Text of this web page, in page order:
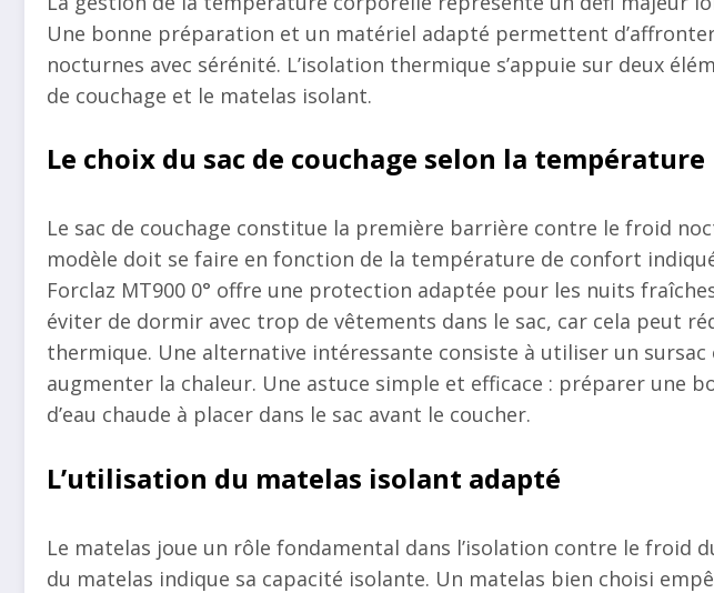
Une bonne préparation et un matériel adapté permettent
nocturnes avec sérénité. L’isolation thermique s’appuie sur deux
de couchage et le matelas isolant.
Le choix du sac de couchage selon la température
Le sac de couchage constitue la première barrière contre le froid
modèle doit se faire en fonction de la température de confort
Forclaz MT900 0° offre une protection adaptée pour les nuits
éviter de dormir avec trop de vêtements dans le sac, car cela peut
thermique. Une alternative intéressante consiste à utiliser un
augmenter la chaleur. Une astuce simple et efficace : préparer une
d’eau chaude à placer dans le sac avant le coucher.
L’utilisation du matelas isolant adapté
Le matelas joue un rôle fondamental dans l’isolation contre le froid
du matelas indique sa capacité isolante. Un matelas bien choisi